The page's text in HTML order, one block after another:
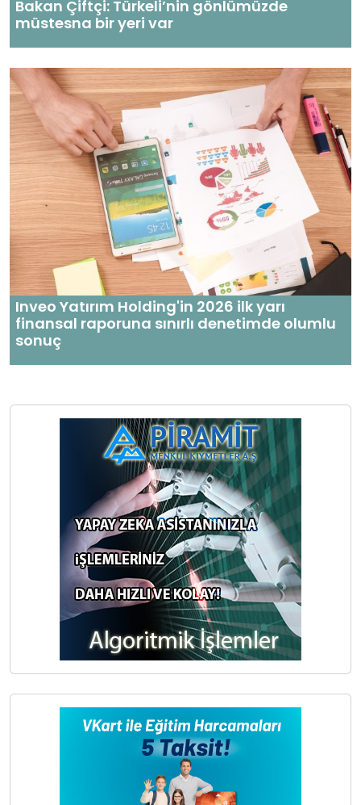
Bakan Çiftçi: Türkeli’nin gönlümüzde
müstesna bir yeri var
Inveo Yatırım Holding'in 2026 ilk yarı
finansal raporuna sınırlı denetimde olumlu
sonuç